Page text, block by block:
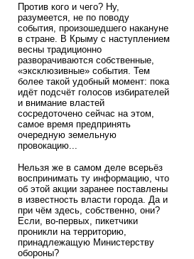
Против кого и чего? Ну,
разумеется, не по поводу
события, произошедшего накануне
в стране. В Крыму с наступлением
весны традиционно
разворачиваются собственные,
«эксклюзивные» события. Тем
более такой удобный момент: пока
идёт подсчёт голосов избирателей
и внимание властей
сосредоточено сейчас на этом,
самое время предпринять
очередную земельную
провокацию...
Нельзя же в самом деле всерьёз
воспринимать ту информацию, что
об этой акции заранее поставлены
в известность власти города. Да и
при чём здесь, собственно, они?
Если, во-первых, пикетчики
проникли на территорию,
принадлежащую Министерству
обороны?